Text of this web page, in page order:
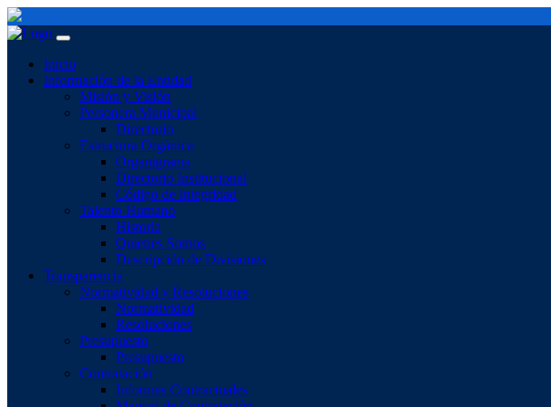
Inicio
Información de la Entidad
Misión y Visión
Personera Municipal
Directorio
Estructura Orgánica
Organigrama
Directorio Institucional
Código de Integridad
Talento Humano
Historia
Quienes Somos
Descripción de Divisiones
Transparencia
Normatividad y Resoluciones
Normatividad
Resoluciones
Presupuesto
Presupuesto
Contratación
Informes Contractuales